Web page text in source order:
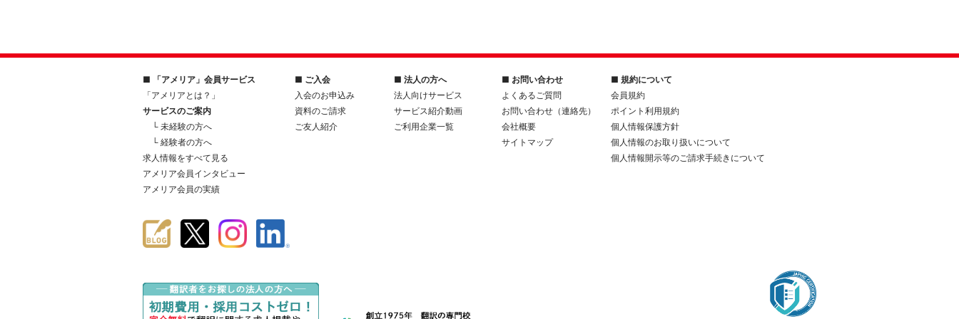
■ 「アメリア」会員サービス
「アメリアとは？」
サービスのご案内
└ 未経験の方へ
└ 経験者の方へ
求人情報をすべて見る
アメリア会員インタビュー
アメリア会員の実績
■ ご入会
入会のお申込み
資料のご請求
ご友人紹介
■ 法人の方へ
法人向けサービス
サービス紹介動画
ご利用企業一覧
■ お問い合わせ
よくあるご質問
お問い合わせ（連絡先）
会社概要
サイトマップ
■ 規約について
会員規約
ポイント利用規約
個人情報保護方針
個人情報のお取り扱いについて
個人情報開示等のご請求手続きについて